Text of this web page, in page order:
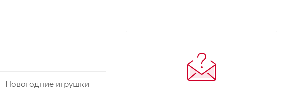
Новогодние игрушки